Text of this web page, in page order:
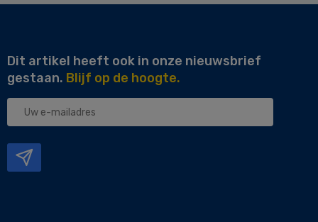
Dit artikel heeft ook in onze nieuwsbrief
gestaan. Blijf op de hoogte.
Uw